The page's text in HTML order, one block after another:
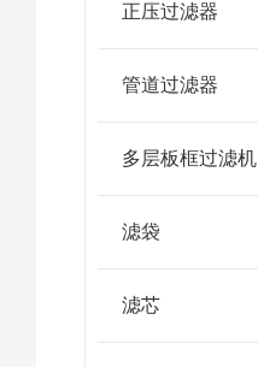
正压过滤器
管道过滤器
多层板框过滤机
滤袋
滤芯